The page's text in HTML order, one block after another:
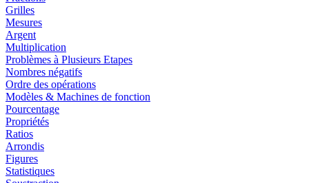
Grilles
Mesures
Argent
Multiplication
Problèmes à Plusieurs Etapes
Nombres négatifs
Ordre des opérations
Modèles & Machines de fonction
Pourcentage
Propriétés
Ratios
Arrondis
Figures
Statistiques